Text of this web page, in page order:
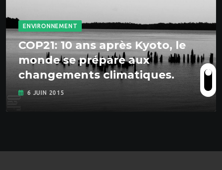
ENVIRONNEMENT
COP21: 10 ans après Kyoto, le
monde se prépare aux
changements climatiques.
6 JUIN 2015